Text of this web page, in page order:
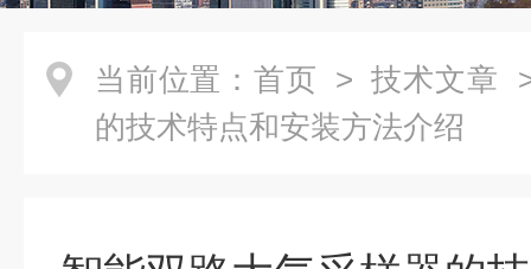
当前位置： 首页 > 技术文章
的技术特点和安装方法介绍